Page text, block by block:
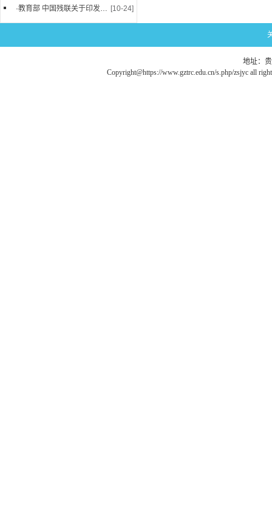
[10-24]
·教育部 中国残联关于印发《残疾人参加普通高等...
地址：
Copyright@https://www.gztrc.edu.cn/s.php/zsjyc all